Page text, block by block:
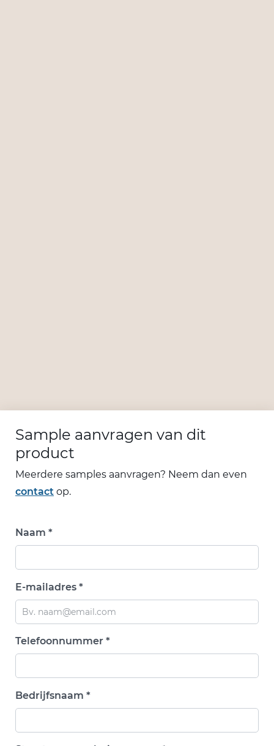
Sample aanvragen van dit
product
Meerdere samples aanvragen? Neem dan even
contact op.
Naam *
E-mailadres *
Telefoonnummer *
Bedrijfsnaam *